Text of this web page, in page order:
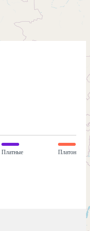
Платные Платон